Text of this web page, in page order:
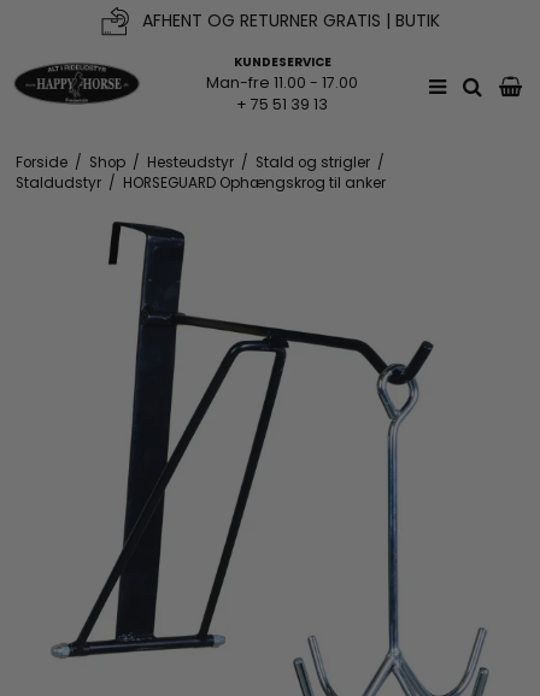
AFHENT OG RETURNER GRATIS | BUTIK
KUNDESERVICE
Man-fre 11.00 - 17.00
+ 75 51 39 13
Forside / Shop / Hesteudstyr / Stald og strigler /
Staldudstyr / HORSEGUARD Ophængskrog til anker